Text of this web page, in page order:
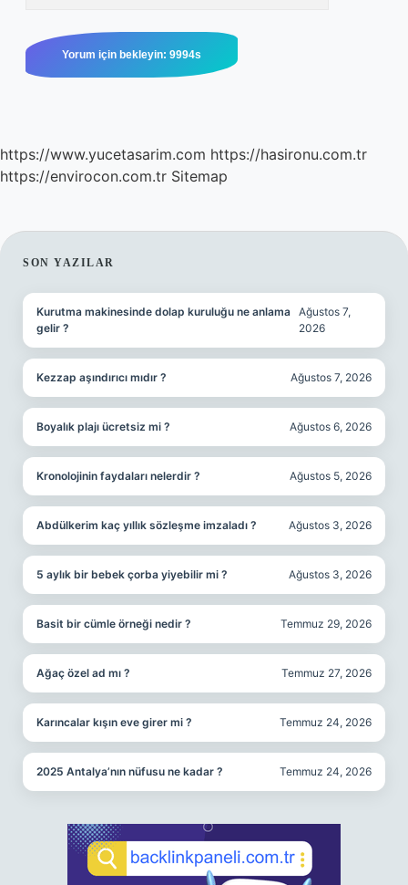
https://www.yucetasarim.com https://hasironu.com.tr
https://envirocon.com.tr Sitemap
SIDEBAR
SON YAZILAR
Kurutma makinesinde dolap kuruluğu ne anlama
gelir ?
Ağustos 7,
2026
Kezzap aşındırıcı mıdır ? Ağustos 7, 2026
Boyalık plajı ücretsiz mi ? Ağustos 6, 2026
Kronolojinin faydaları nelerdir ? Ağustos 5, 2026
Abdülkerim kaç yıllık sözleşme imzaladı ? Ağustos 3, 2026
5 aylık bir bebek çorba yiyebilir mi ? Ağustos 3, 2026
Basit bir cümle örneği nedir ? Temmuz 29, 2026
Ağaç özel ad mı ? Temmuz 27, 2026
Karıncalar kışın eve girer mi ? Temmuz 24, 2026
2025 Antalya’nın nüfusu ne kadar ? Temmuz 24, 2026